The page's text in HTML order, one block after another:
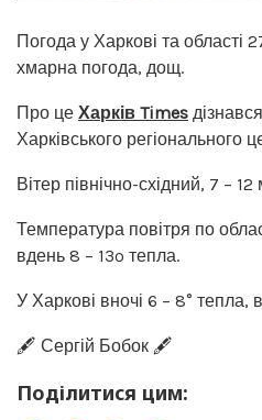
Погода у Харкові та області
хмарна погода, дощ.
Про це Харків Times
Харківського регіонального
Вітер північно-східний, 7 –
Температура повітря по
вдень 8 – 13º тепла.
У Харкові вночі 6 – 8° тепла,
🖋️ Сергій Бобок 🖋️
Поділитися цим: